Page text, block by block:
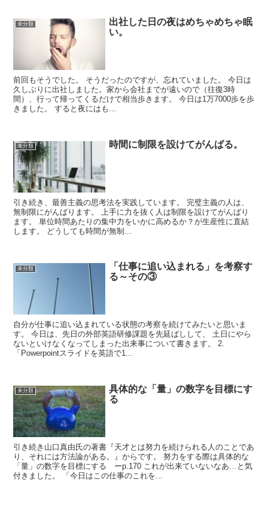
未分類
出社した日の夜はめちゃめちゃ眠
い。
前回もそうでした。 そうだったのですが、忘れていました。 今日は
久しぶりに出社しました。家から会社までが遠いので（往復3時
間）、行って帰ってくるだけで相当歩きます。 今日は1万7000歩を歩
きました。 すると夜にはも...
未分類 時間に制限を設けてがんばる。
引き続き、最善主義の思考法を実践しています。 完璧主義の人は、
無制限にがんばります。 上手に力を抜く人は制限を設けてがんばり
ます。 単位時間あたりの集中力をいかに高めるか？が生産性に直結
します。 どうしても時間が無制...
未分類
「仕事に追い込まれる」を考察す
る～その③
自分が仕事に追い込まれている状態の考察を続けてみたいと思いま
す。 今日は、先日の外部英語研修課題を先延ばしして、 土日にやら
ないといけなくなってしまった出来事について書きます。 2.
「Powerpointスライドを英語で1...
未分類
具体的な「量」の数字を目標にす
る
引き続き山口真由氏の著書『天才とは努力を続けられる人のことであ
り、それには方法論がある。』からです。 努力をする際は具体的な
「量」の数字を目標にする ーp.170 これが出来ていないなあ…と気
付きました。 「今日はこの仕事のこれを...